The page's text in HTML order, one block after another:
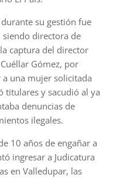
su gestión fue
directora de
captura del director
Gómez, por
una mujer solicitada
titulares y sacudió al ya
denuncias de
ilegales.
10 años de engañar a
ingresar a Judicatura
en Valledupar, las